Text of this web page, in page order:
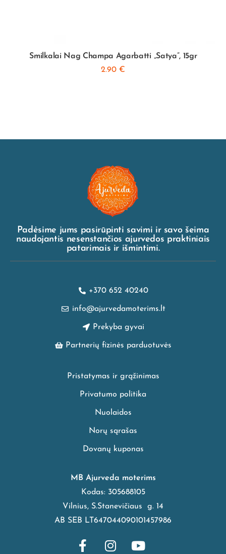
Smilkalai Nag Champa Agarbatti „Satya”, 15gr
2.90 €
Padėsime jums pasirūpinti savimi ir savo šeima
naudojantis nesenstančios ajurvedos praktiniais
patarimais ir išmintimi.
+370 652 40240
info@ajurvedamoterims.lt
Prekyba gyvai
Partnerių fizinės parduotuvės
Pristatymas ir grąžinimas
Privatumo politika
Nuolaidos
Norų sąrašas
Dovanų kuponas
MB Ajurveda moterims
Kodas: 305688105
Vilnius, S.Stanevičiaus g. 14
AB SEB LT647044090101457986